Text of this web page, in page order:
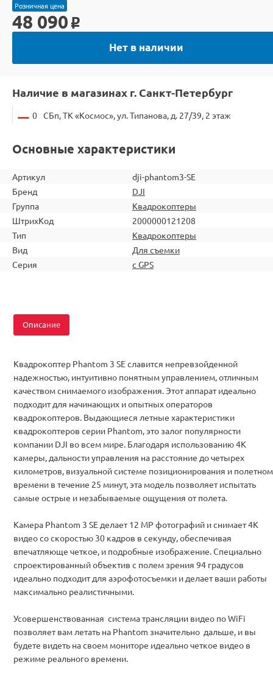
Розничная цена
48 090 o
Нет в наличии
Наличие в магазинах г. Санкт-Петербург
0 СБп, ТК «Космос», ул. Типанова, д. 27/39, 2 этаж
Основные характеристики
Артикул
dji-phantom3-SE
Бренд
DJI
Группа
Квадрокоптеры
ШтрихКод
2000000121208
Тип
Квадрокоптеры
Вид
Для съемки
Серия
с GPS
Описание
Квадрокоптер Phantom 3 SE славится непревзойденной
надежностью, интуитивно понятным управлением, отличным
качеством снимаемого изображения. Этот аппарат идеально
подходит для начинающих и опытных операторов
квадрокоптеров. Выдающиеся летные характеристики
квадрокоптеров серии Phantom, это залог популярности
компании DJI во всем мире. Благодаря использованию 4K
камеры, дальности управления на расстояние до четырех
километров, визуальной системе позиционирования и
времени в течение 25 минут, эта модель позволяет испытать
самые острые и незабываемые ощущения от полета.
Камера Phantom 3 SE делает 12 MP фотографий и снимает 4K
видео со скоростью 30 кадров в секунду, обеспечивая
впечатляюще четкое, и подробные изображение. Специально
спроектированный объектив с полем зрения 94 градусов
идеально подходит для аэрофотосъемки и делает ваши работы
максимально реалистичными.
Усовершенствованная система трансляции видео по WiFi
позволяет вам летать на Phantom значительно дальше, и вы
будете видеть на своем мониторе идеально четкое видео в
режиме реального времени.